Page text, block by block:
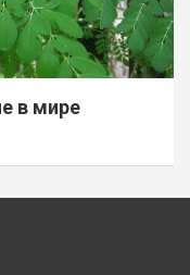
в мире